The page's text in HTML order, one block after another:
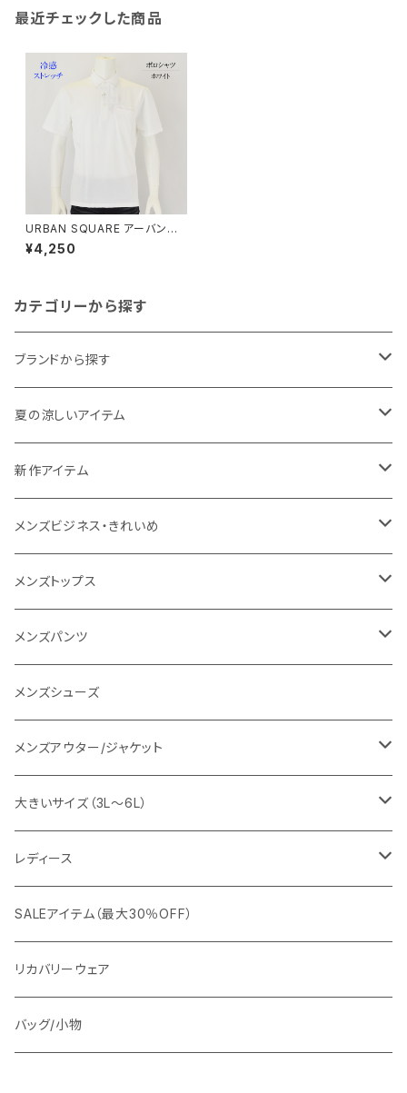
最近チェックした商品
URBAN SQUARE アーバンス
クエア｜冷感ストレッチポロシャ
ツ｜オンオフ着用 メンズ 5536
¥4,250
カテゴリーから探す
ブランドから探す
THE NORTH FACE
NANGA
1PIU1UGUALE3 RELAX
go slow caravan
SY32 by SWEET YEARS
URBAN SQUARE
EDWIN
snow peak
G-stage
TETEHOMME
TAION
夏の涼しいアイテム
メンズ
レディース
新作アイテム
メンズ
レディース
メンズビジネス・きれいめ
スーツ
カジュアルセットアップ
スラックス
ワイシャツ
シューズ
フォーマル
Tシャツ/ポロシャツ
メンズトップス
Tシャツ/カットソー
シャツ/ポロシャツ
パーカー/スウェット
ニット
メンズパンツ
デニムパンツ
イージーパンツ
スラックス
メンズシューズ
メンズアウター/ジャケット
ジャケット
カジュアルジャケット
ビジネスジャケット
ブルゾン
コート
マウンテンパーカー/アウトドア
ダウン / 中綿アウター
大きいサイズ（3L～6L）
ビジネス
セットアップ
ワイシャツ
カジュアル
ニット/Tシャツ/カットソー
スウェット/パーカー
アウター
レディース
アウター
トップス（ブラウス/カットソー）
ジャケット
SALEアイテム（最大30％OFF）
リカバリーウェア
バッグ/小物